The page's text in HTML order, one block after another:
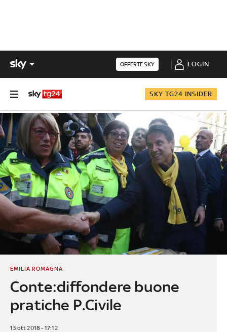
OFFERTE SKY LOGIN
SKY TG24 INSIDER
Conte:diffondere buone
pratiche P.Civile
EMILIA ROMAGNA
13 ott 2018 - 17:12